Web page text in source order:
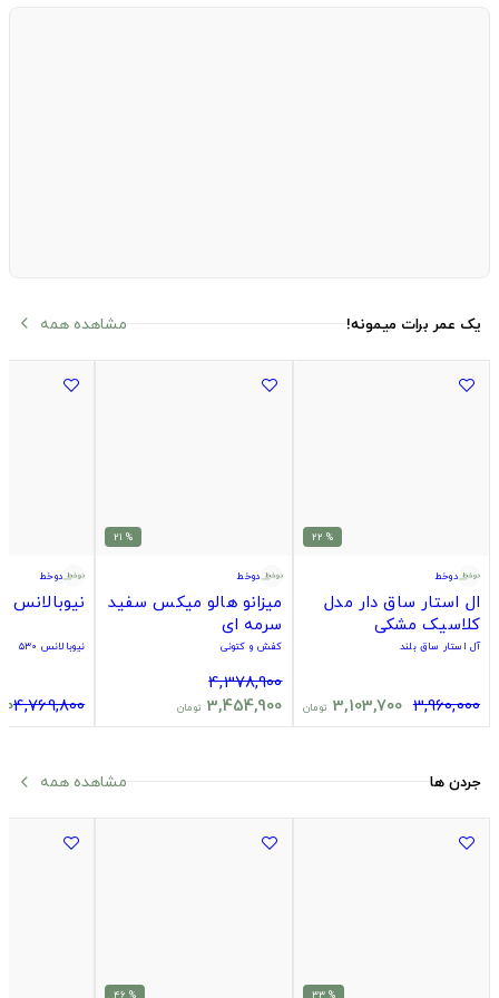
یک عمر برات میمونه! مشاهده همه arrow_back_ios
% 22
دوخط
ال استار ساق دار مدل
کلاسیک مشکی
آل استار ساق بلند
3,960,000
3,103,700 تومان
% 21
دوخط
میزانو هالو میکس سفید
سرمه ای
کفش و کتونی
4,378,900
3,454,900 تومان
دوخط
نیوبالانس ۵۳۰ مشکی
نیوبالانس ۵۳۰
4,769,800
جردن ها مشاهده همه arrow_back_ios